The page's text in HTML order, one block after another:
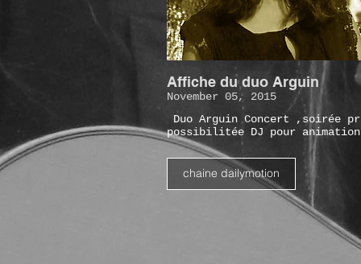
Affiche du duo Arguin
November 05, 2015
Duo Arguin Concert ,soirée
possibilitée DJ pour
chaine dailymotion